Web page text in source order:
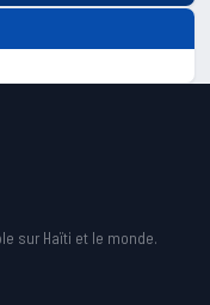
sur Haïti et le monde.